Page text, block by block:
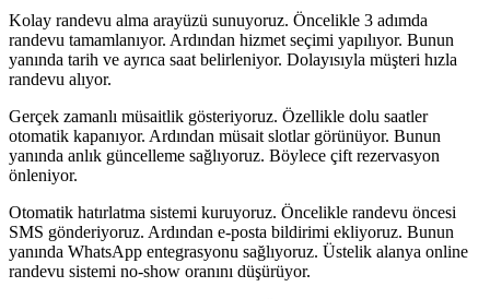
Kolay randevu alma arayüzü sunuyoruz. Öncelikle 3 adımda
randevu tamamlanıyor. Ardından hizmet seçimi yapılıyor. Bunun
yanında tarih ve ayrıca saat belirleniyor. Dolayısıyla müşteri hızla
randevu alıyor.
Gerçek zamanlı müsaitlik gösteriyoruz. Özellikle dolu saatler
otomatik kapanıyor. Ardından müsait slotlar görünüyor. Bunun
yanında anlık güncelleme sağlıyoruz. Böylece çift rezervasyon
önleniyor.
Otomatik hatırlatma sistemi kuruyoruz. Öncelikle randevu öncesi
SMS gönderiyoruz. Ardından e-posta bildirimi ekliyoruz. Bunun
yanında WhatsApp entegrasyonu sağlıyoruz. Üstelik alanya online
randevu sistemi no-show oranını düşürüyor.